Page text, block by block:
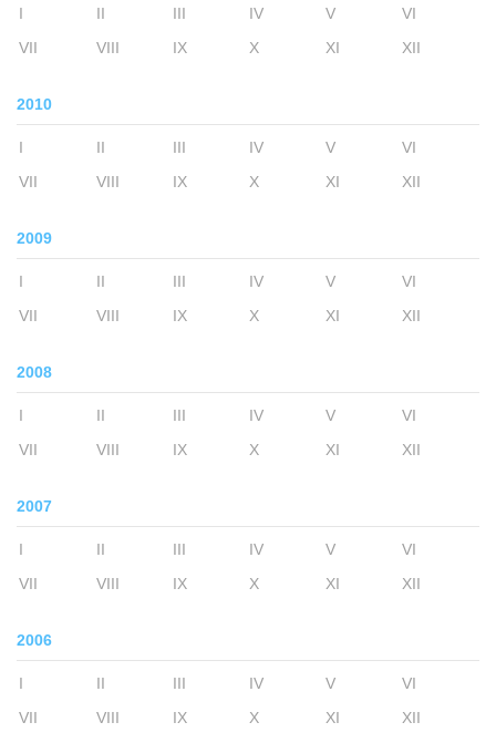
I II III IV V
VI
VII
VIII IX X XI XII
2010
I II III IV V
VI
VII
VIII IX X XI XII
2009
I II III IV V
VI
VII
VIII IX X XI XII
2008
I II III IV V
VI
VII
VIII IX X XI XII
2007
I II III IV V
VI
VII
VIII IX X XI XII
2006
I II III IV V
VI
VII
VIII IX X XI XII